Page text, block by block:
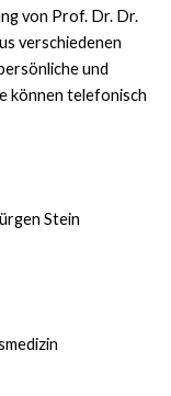
von Prof. Dr. Dr.
verschiedenen
und
können telefonisch